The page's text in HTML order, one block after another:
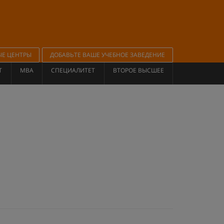
ЦЕНТРЫ
ДОБАВЬТЕ ВАШЕ УЧЕБНОЕ ЗАВЕДЕНИЕ
MBA СПЕЦИАЛИТЕТ ВТОРОЕ ВЫСШЕЕ